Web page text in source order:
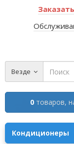
Везде
0 товаров,
Кондиционеры